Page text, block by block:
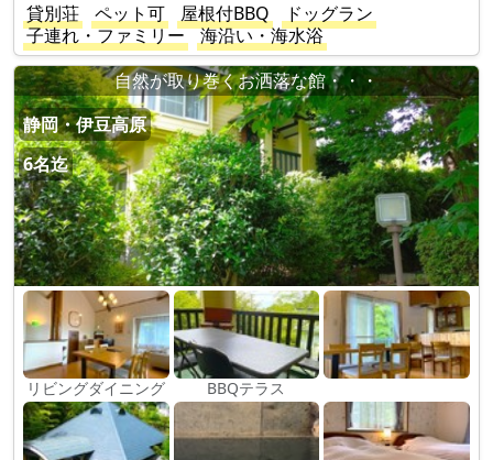
貸別荘
ペット可 屋根付BBQ
ドッグラン
子連れ・ファミリー
海沿い・海水浴
自然が取り巻くお洒落な館・・・
静岡・伊豆高原
6名迄
リビングダイニング BBQテラス